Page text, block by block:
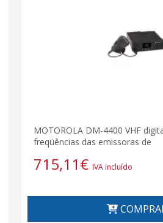
MOTOROLA DM-4400 VHF
freqüências das emissoras de
715,11€ IVA incluído